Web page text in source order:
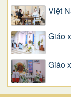
Việt
Giáo
Giáo